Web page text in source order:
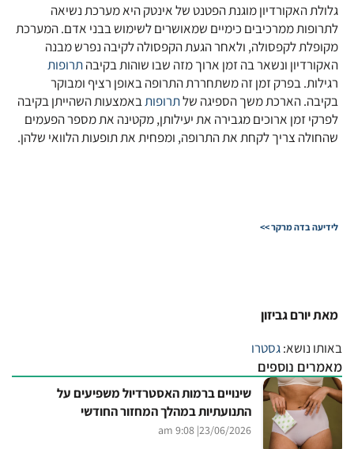
גלולת האקורדיון מוגנת הפטנט של אינטק היא מערכת נשיאה
לתרופות ממרכיבים כימיים שמאושרים לשימוש בבני אדם. המערכת
מקופלת לקפסולה, ולאחר הגעת הקפסולה לקיבה נפרש מבנה
האקורדיון ונשאר בה זמן ארוך מזה שבו שוהות בקיבהתרופות
רגילות. בפרק זמן זה משתחררת התרופה באופן רציף ומבוקר
בקיבה. הארכת משך הספיגה שלתרופותבאמצעות השהייתן בקיבה
לפרקי זמן ארוכים מגבירה את יעילותן, מקטינה את מספר הפעמים
שהחולה צריך לקחת את התרופה, ומפחית את תופעות הלוואי שלהן.
לידיעה בדה מרקר >>
מאת יורם גביזון
באותו נושא:גסטרו
מאמרים נוספים
שינויים ברמות האסטרדיול משפיעים על
התנועתיות במהלך המחזור החודשי
23/06/2026
| 9:08 am